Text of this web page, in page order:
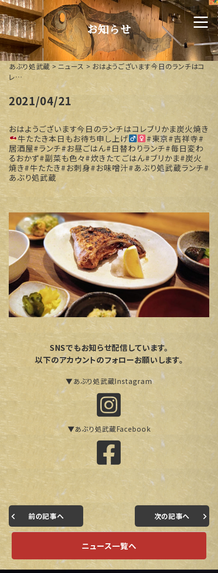
お知らせ
あぶり処武蔵> ニュース > おはようございます今日のランチはコ
レ️…
2021/04/21
おはようございます今日のランチはコレブリかま炭火焼き
牛たたき本日もお待ち申し上げ‍
#東京#吉祥寺#
居酒屋#ランチ#お昼ごはん#日替わりランチ#毎日変わ
るおかず#副菜も色々#炊きたてごはん#ブリかま#炭火
焼き#牛たたき#お刺身#お味噌汁#あぶり処武蔵ランチ#
あぶり処武蔵
SNSでもお知らせ配信しています。
以下のアカウントのフォローお願いします。
▼あぶり処武蔵Instagram
▼あぶり処武蔵Facebook
前の記事へ 次の記事へ
ニュース一覧へ